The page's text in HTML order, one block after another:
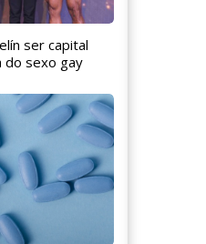
ser capital
do sexo gay